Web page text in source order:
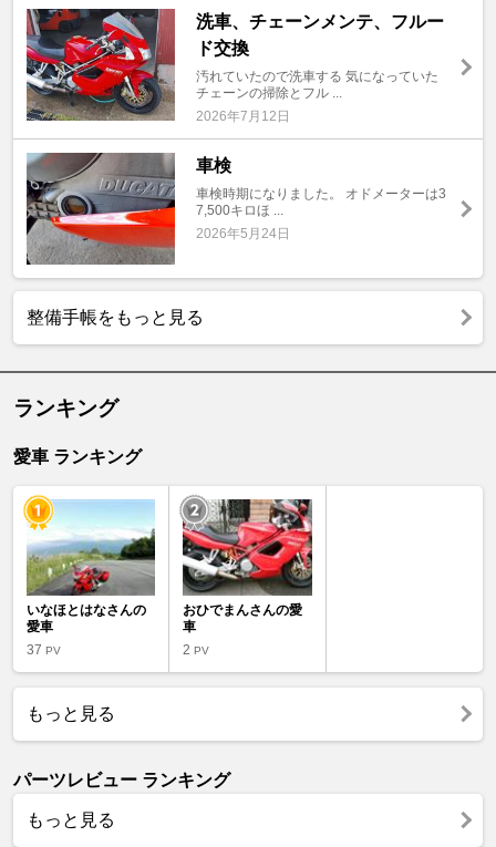
洗車、チェーンメンテ、フルー
ド交換
汚れていたので洗車する 気になっていた
チェーンの掃除とフル ...
2026年7月12日
車検
車検時期になりました。 オドメーターは3
7,500キロほ ...
2026年5月24日
整備手帳をもっと見る
ランキング
愛車 ランキング
いなほとはなさんの
愛車
37 PV
おひでまんさんの愛
車
2PV
もっと見る
パーツレビュー ランキング
もっと見る